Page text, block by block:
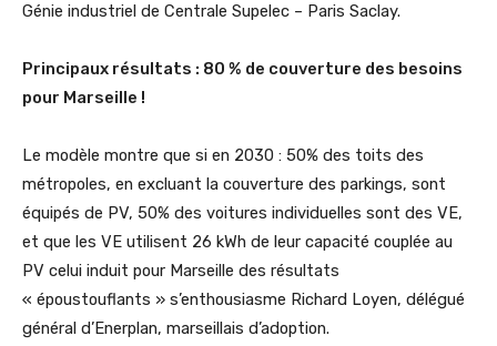
Génie industriel de Centrale Supelec – Paris Saclay.
Principaux résultats : 80 % de couverture des besoins
pour Marseille !
Le modèle montre que si en 2030 : 50% des toits des
métropoles, en excluant la couverture des parkings, sont
équipés de PV, 50% des voitures individuelles sont des VE,
et que les VE utilisent 26 kWh de leur capacité couplée au
PV celui induit pour Marseille des résultats
« époustouflants » s’enthousiasme Richard Loyen, délégué
général d’Enerplan, marseillais d’adoption.